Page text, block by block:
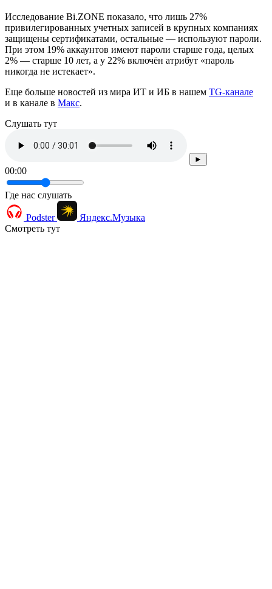
Исследование Bi.ZONE показало, что лишь 27%
привилегированных учетных записей в крупных компаниях
защищены сертификатами, остальные — используют пароли.
При этом 19% аккаунтов имеют пароли старше года, целых
2% — старше 10 лет, а у 22% включён атрибут «пароль
никогда не истекает».
Еще больше новостей из мира ИТ и ИБ в нашем TG-канале
и в канале в Макс.
Cлушать тут
►
00:00
Где нас слушать
Podster
Яндекс.Музыка
Смотреть тут